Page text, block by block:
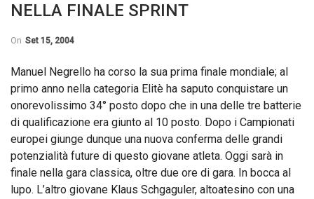
NELLA FINALE SPRINT
On Set 15, 2004
Manuel Negrello ha corso la sua prima finale mondiale; al
primo anno nella categoria Elitè ha saputo conquistare un
onorevolissimo 34° posto dopo che in una delle tre batterie
di qualificazione era giunto al 10 posto. Dopo i Campionati
europei giunge dunque una nuova conferma delle grandi
potenzialità future di questo giovane atleta. Oggi sarà in
finale nella gara classica, oltre due ore di gara. In bocca al
lupo. L’altro giovane Klaus Schgaguler, altoatesino con una